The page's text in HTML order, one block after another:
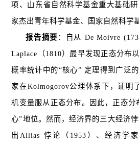
项、山东省自然科学基金重大基础
家杰出青年科学基金、国家自然科学
报告摘要：
自从 De Moivre
Laplace（1810）最早发现正态分布
概率统计中的“核心” 定理得到广泛
家在Kolmogorov公理体系下，证明
机变量服从正态分布。因此，正态分
心”地位。然而，经济界的三大经济
出Allias 悖论（1953）、经济学